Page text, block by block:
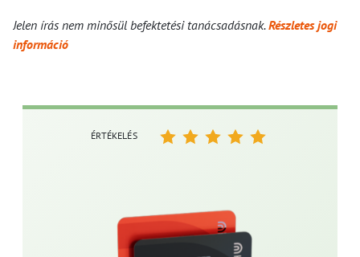
Jelen írás nem minősül befektetési tanácsadásnak.Részletes jogi
információ
ÉRTÉKELÉS